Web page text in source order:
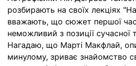
розбирають на своїх лекціях
вважають, що сюжет першої
неможливий з позиції сучасної
Нагадаю, що Марті Макфлай,
минулому, зриває знайомство